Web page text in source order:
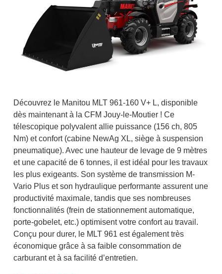
Découvrez le Manitou MLT 961-160 V+ L, disponible
dès maintenant à la CFM Jouy-le-Moutier ! Ce
télescopique polyvalent allie puissance (156 ch, 805
Nm) et confort (cabine NewAg XL, siège à suspension
pneumatique). Avec une hauteur de levage de 9 mètres
et une capacité de 6 tonnes, il est idéal pour les travaux
les plus exigeants. Son système de transmission M-
Vario Plus et son hydraulique performante assurent une
productivité maximale, tandis que ses nombreuses
fonctionnalités (frein de stationnement automatique,
porte-gobelet, etc.) optimisent votre confort au travail.
Conçu pour durer, le MLT 961 est également très
économique grâce à sa faible consommation de
carburant et à sa facilité d’entretien.